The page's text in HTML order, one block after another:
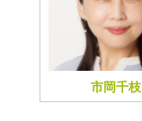
市岡千枝